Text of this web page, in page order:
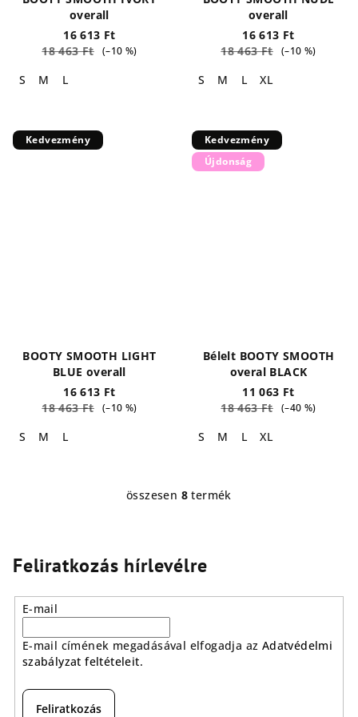
overall
16 613 Ft
18 463 Ft (–10 %)
S M L
overall
16 613 Ft
18 463 Ft (–10 %)
S M L XL
Kedvezmény
BOOTY SMOOTH LIGHT
BLUE overall
16 613 Ft
18 463 Ft (–10 %)
S M L
Kedvezmény
Újdonság
Bélelt BOOTY SMOOTH
overal BLACK
11 063 Ft
18 463 Ft (–40 %)
S M L XL
L
t
a
i
n
összesen 8 termék
Feliratkozás hírlevélre
E-mail
E-mail címének megadásával elfogadja az Adatvédelmi
szabályzat feltételeit.
Feliratkozás